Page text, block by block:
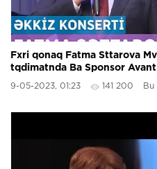
Fxri qonaq Fatma Sttarova
tqdimatnda Ba Sponsor Avant
9-05-2023, 01:23 141 200 Bu